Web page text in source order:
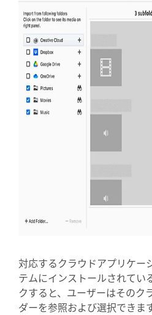
対応するクラウドアプリケー
テムにインストールされてい
クすると、ユーザーはそのク
ダーを参照および選択できま